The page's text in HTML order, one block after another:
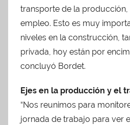
transporte de la
empleo. Esto es muy
niveles en la construcción,
privada, hoy están por
concluyó Bordet.
Ejes en la producción y el
“Nos reunimos para
jornada de trabajo para ver